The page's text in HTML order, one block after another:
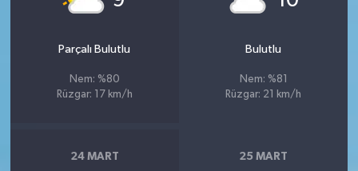
Parçalı Bulutlu
Nem: %80
Rüzgar: 17 km/h
Bulutlu
Nem: %81
Rüzgar: 21 km/h
24 MART 25 MART